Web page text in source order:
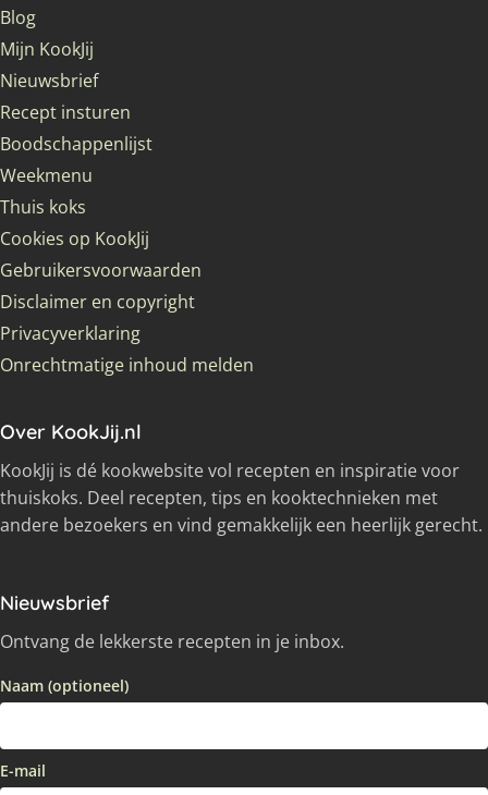
Blog
Mijn KookJij
Nieuwsbrief
Recept insturen
Boodschappenlijst
Weekmenu
Thuis koks
Cookies op KookJij
Gebruikersvoorwaarden
Disclaimer en copyright
Privacyverklaring
Onrechtmatige inhoud melden
Over KookJij.nl
KookJij is dé kookwebsite vol recepten en inspiratie voor
thuiskoks. Deel recepten, tips en kooktechnieken met
andere bezoekers en vind gemakkelijk een heerlijk gerecht.
Nieuwsbrief
Ontvang de lekkerste recepten in je inbox.
Naam (optioneel)
E-mail